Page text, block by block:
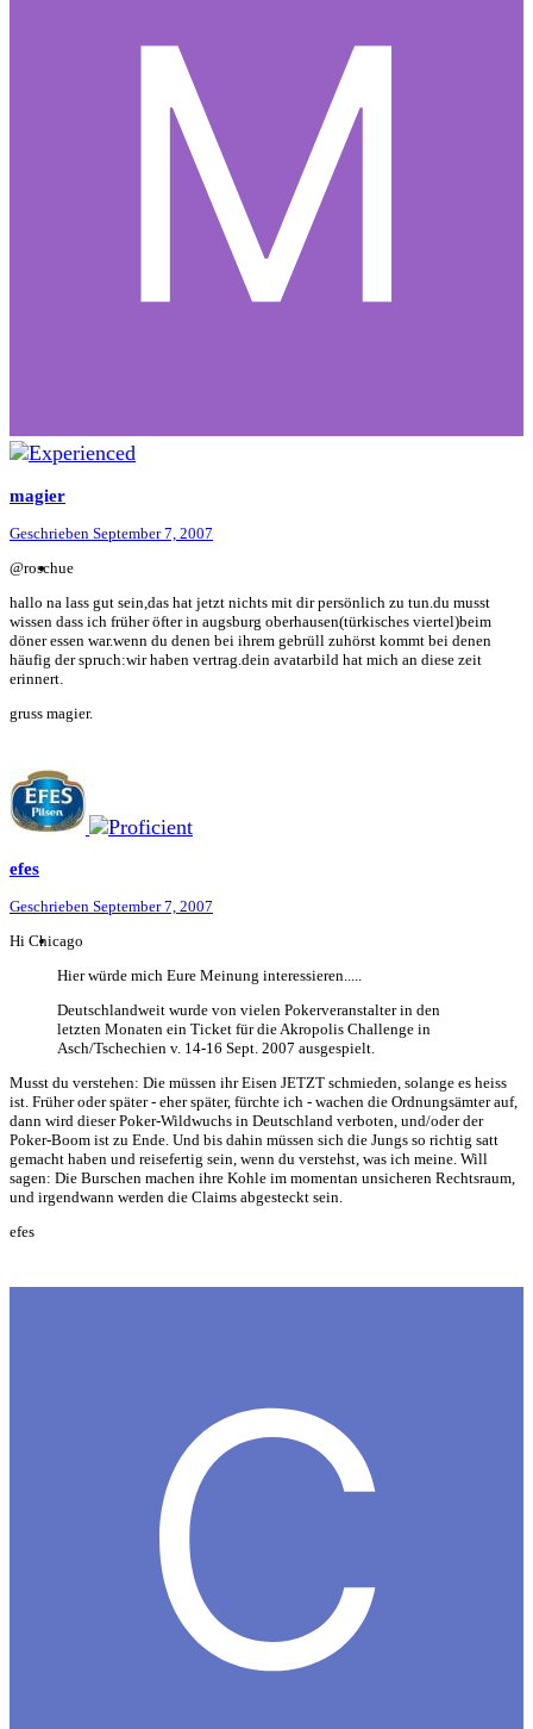
magier
Geschrieben September 7, 2007
@roschue
hallo na lass gut sein,das hat jetzt nichts mit dir persönlich zu tun.du musst
wissen dass ich früher öfter in augsburg oberhausen(türkisches viertel)beim
döner essen war.wenn du denen bei ihrem gebrüll zuhörst kommt bei denen
häufig der spruch:wir haben vertrag.dein avatarbild hat mich an diese zeit
erinnert.
gruss magier.
efes
Geschrieben September 7, 2007
Hi Chicago
Hier würde mich Eure Meinung interessieren.....
Deutschlandweit wurde von vielen Pokerveranstalter in den
letzten Monaten ein Ticket für die Akropolis Challenge in
Asch/Tschechien v. 14-16 Sept. 2007 ausgespielt.
Musst du verstehen: Die müssen ihr Eisen JETZT schmieden, solange es heiss
ist. Früher oder später - eher später, fürchte ich - wachen die Ordnungsämter auf,
dann wird dieser Poker-Wildwuchs in Deutschland verboten, und/oder der
Poker-Boom ist zu Ende. Und bis dahin müssen sich die Jungs so richtig satt
gemacht haben und reisefertig sein, wenn du verstehst, was ich meine. Will
sagen: Die Burschen machen ihre Kohle im momentan unsicheren Rechtsraum,
und irgendwann werden die Claims abgesteckt sein.
efes